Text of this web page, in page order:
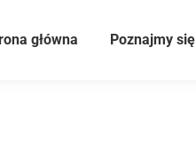
główna Poznajmy się